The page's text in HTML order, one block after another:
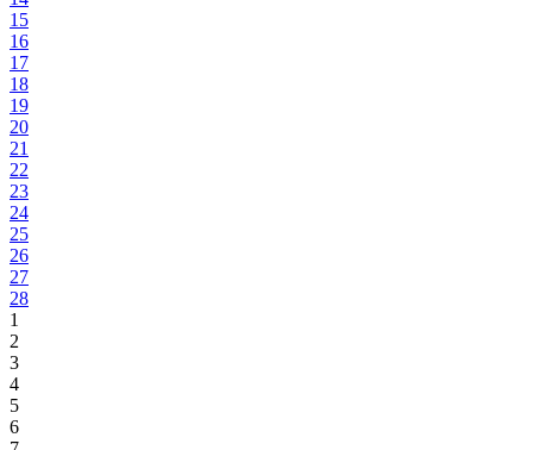
15
16
17
18
19
20
21
22
23
24
25
26
27
28
1
2
3
4
5
6